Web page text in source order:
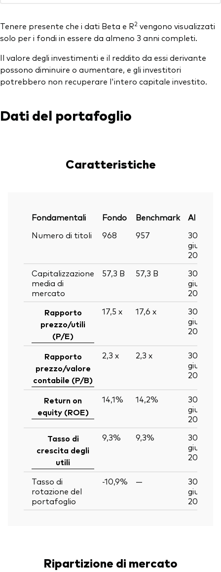
Tenere presente che i dati Beta e R2 vengono visualizzati
solo per i fondi in essere da almeno 3 anni completi.
Il valore degli investimenti e il reddito da essi derivante
possono diminuire o aumentare, e gli investitori
potrebbero non recuperare l'intero capitale investito.
Dati del portafoglio
Caratteristiche
Fondamentali Fondo Benchmark
Al
Numero di titoli
968 957
30
giu
2026
Capitalizzazione
media di
mercato
57,3 B 57,3 B
30
giu
2026
Rapporto
prezzo/utili
(P/E)
17,5 x 17,6 x
30
giu
2026
Rapporto
prezzo/valore
contabile (P/B)
2,3 x 2,3 x
30
giu
2026
Return on
equity (ROE)
14,1% 14,2%
30
giu
2026
Tasso di
crescita degli
utili
9,3% 9,3%
30
giu
2026
Tasso di
rotazione del
portafoglio
-10,9% —
30
giu
2026
Ripartizione di mercato